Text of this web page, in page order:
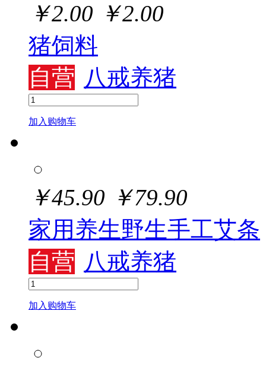
￥2.00 ￥2.00
猪饲料
自营 八戒养猪
加入购物车
￥45.90 ￥79.90
家用养生野生手工艾条
自营 八戒养猪
加入购物车